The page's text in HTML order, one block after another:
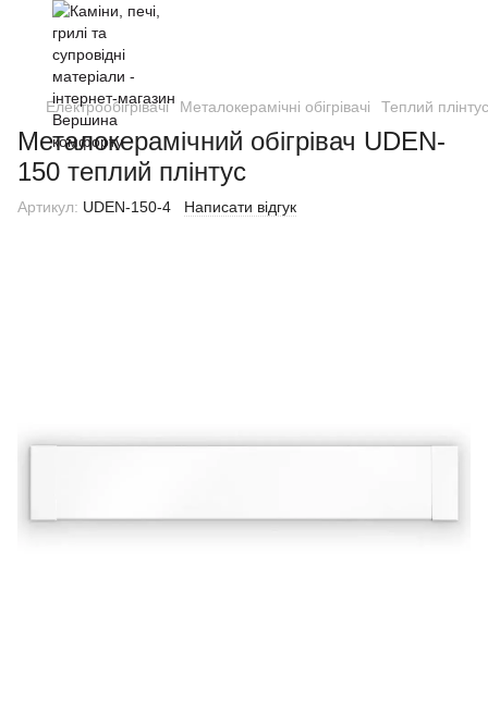
Електрообігрівачі Металокерамічні обігрівачі Теплий плінтус
Металокерамічний обігрівач UDEN-
150 теплий плінтус
Артикул: UDEN-150-4 Написати відгук